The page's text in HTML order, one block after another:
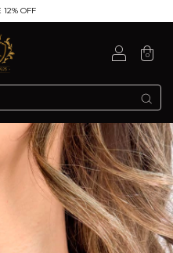
12% OFF
0